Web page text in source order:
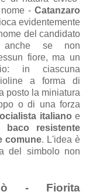
- Catanzaro
evidentemente
del candidato
anche se non
fiore, ma un
in ciascuna
a forma di
posto la miniatura
o di una forza
italiano e
Il baco resistente
comune. L'idea è
del simbolo non
- Fiorita